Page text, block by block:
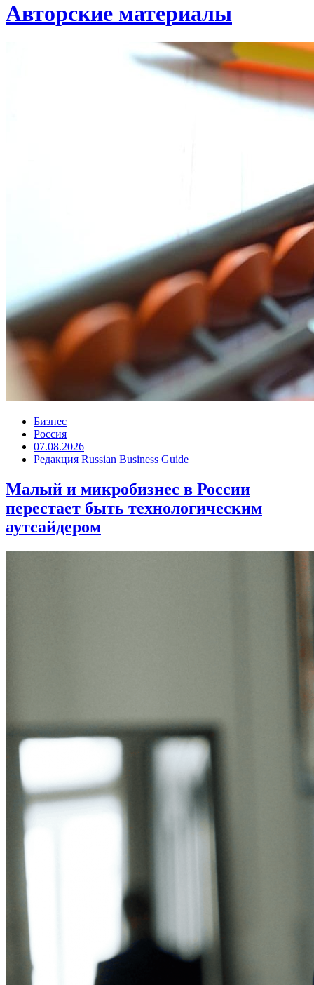
Авторские материалы
Бизнес
Россия
07.08.2026
Редакция Russian Business Guide
Малый и микробизнес в России
перестает быть технологическим
аутсайдером